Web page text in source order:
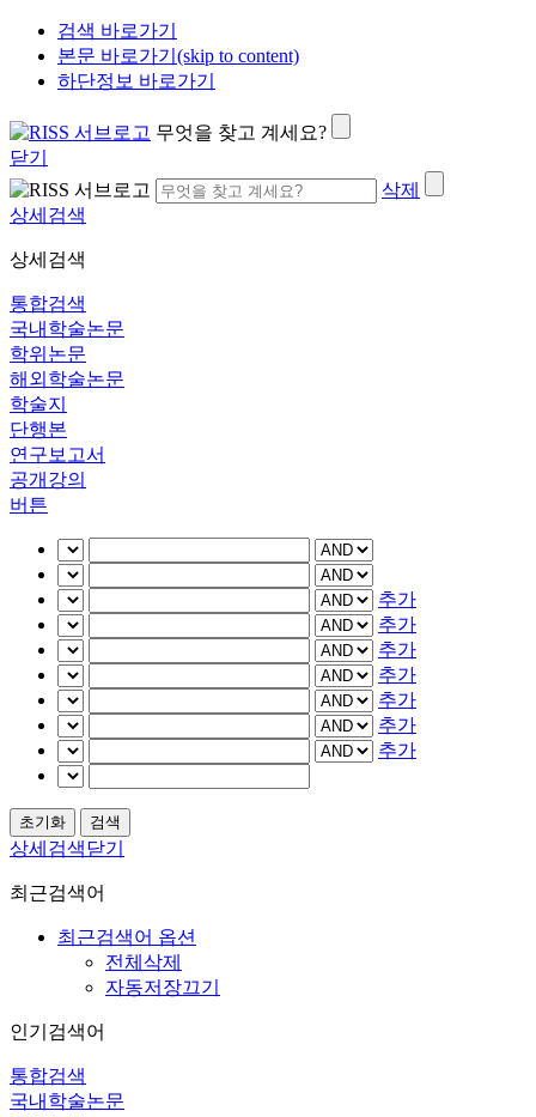
검색 바로가기
본문 바로가기(skip to content)
하단정보 바로가기
무엇을 찾고 계세요?
닫기
삭제
상세검색
상세검색
통합검색
국내학술논문
학위논문
해외학술논문
학술지
단행본
연구보고서
공개강의
버튼
추가
추가
추가
추가
추가
추가
추가
상세검색닫기
최근검색어
최근검색어 옵션
전체삭제
자동저장끄기
인기검색어
통합검색
국내학술논문